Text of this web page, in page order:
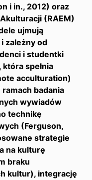
i in., 2012) oraz
(RAEM)
ujmują
zależny od
i studentki
spełnia
acculturation)
badania
wywiadów
technikę
(Ferguson,
strategie
na kulturę
braku
kultur), integrację